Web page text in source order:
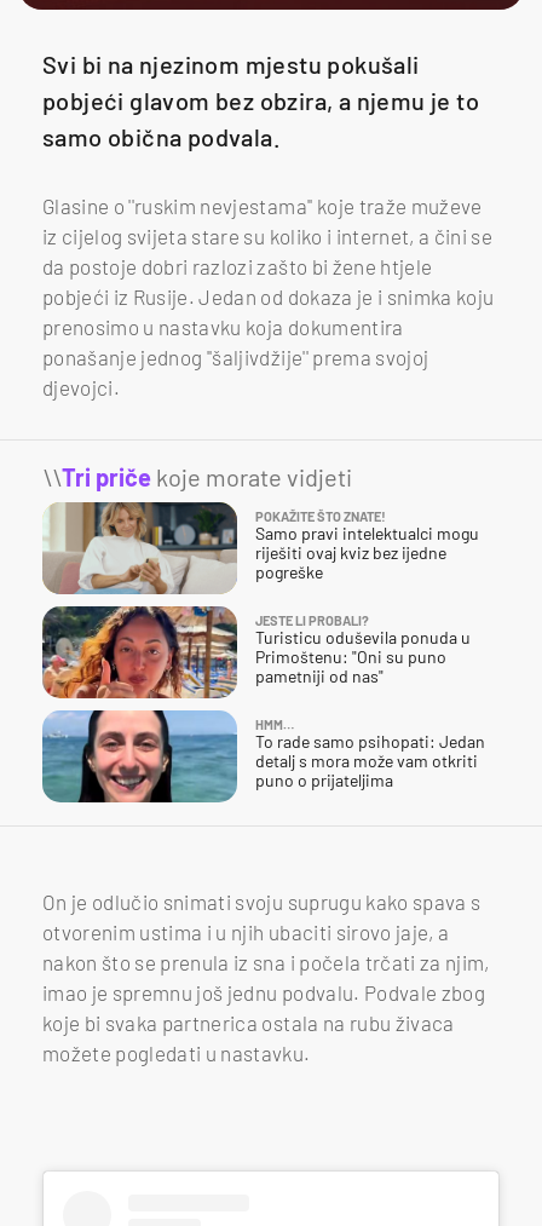
Svi bi na njezinom mjestu pokušali
pobjeći glavom bez obzira, a njemu je to
samo obična podvala.
Glasine o ''ruskim nevjestama'' koje traže muževe
iz cijelog svijeta stare su koliko i internet, a čini se
da postoje dobri razlozi zašto bi žene htjele
pobjeći iz Rusije. Jedan od dokaza je i snimka koju
prenosimo u nastavku koja dokumentira
ponašanje jednog ''šaljivdžije'' prema svojoj
djevojci.
\\Tri priče koje morate vidjeti
POKAŽITE ŠTO ZNATE!
Samo pravi intelektualci mogu
riješiti ovaj kviz bez ijedne
pogreške
JESTE LI PROBALI?
Turisticu oduševila ponuda u
Primoštenu: "Oni su puno
pametniji od nas"
HMM…
To rade samo psihopati: Jedan
detalj s mora može vam otkriti
puno o prijateljima
On je odlučio snimati svoju suprugu kako spava s
otvorenim ustima i u njih ubaciti sirovo jaje, a
nakon što se prenula iz sna i počela trčati za njim,
imao je spremnu još jednu podvalu. Podvale zbog
koje bi svaka partnerica ostala na rubu živaca
možete pogledati u nastavku.